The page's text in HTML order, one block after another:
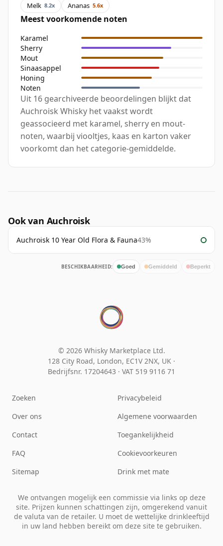
Melk 8.2x Ananas 5.6x
Meest voorkomende noten
Karamel
Sherry
Mout
Sinaasappel
Honing
Noten
Uit 16 gearchiveerde beoordelingen blijkt dat
Auchroisk Whisky het vaakst wordt
geassocieerd met karamel, sherry en mout-
noten, waarbij viooltjes, kaas en karton vaker
voorkomt dan het categorie-gemiddelde.
Ook van Auchroisk
Auchroisk 10 Year Old Flora & Fauna43%
BESCHIKBAARHEID: Goed Gemiddeld Beperkt
© 2026 Whisky Marketplace Ltd.
128 City Road, London, EC1V 2NX, UK ·
Bedrijfsnr. 17204643 · VAT 519 9116 71
Zoeken
Over ons
Contact
FAQ
Sitemap
Privacybeleid
Algemene voorwaarden
Toegankelijkheid
Cookievoorkeuren
Drink met mate
We ontvangen mogelijk een commissie via links op deze
site. Prijzen kunnen schattingen zijn, omgerekend vanuit
de valuta van de retailer. U moet de wettelijke drinkleeftijd
in uw land hebben bereikt om deze site te gebruiken.